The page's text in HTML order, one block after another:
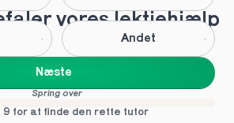
Andet
Næste
Spring over
9 for at finde den rette tutor
vores lektiehjælp